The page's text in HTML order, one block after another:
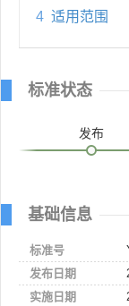
4 适用范围
标准状态
发布
基础信息
标准号
发布日期
实施日期